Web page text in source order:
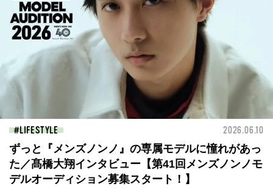
LIFESTYLE 2026.06.10
ずっと『メンズノンノ』の専属モデルに憧れがあっ
た／髙橋大翔インタビュー【第41回メンズノンノモ
デルオーディション募集スタート！】